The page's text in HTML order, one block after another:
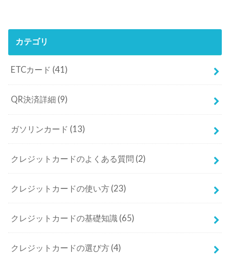
カテゴリ
ETCカード (41)
QR決済詳細 (9)
ガソリンカード (13)
クレジットカードのよくある質問 (2)
クレジットカードの使い方 (23)
クレジットカードの基礎知識 (65)
クレジットカードの選び方 (4)